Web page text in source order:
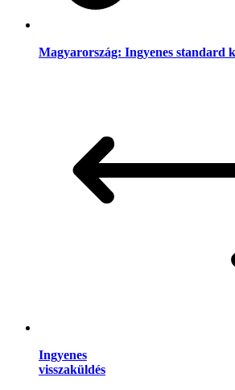
Magyarország: Ingyenes standard
Ingyenes
visszaküldés